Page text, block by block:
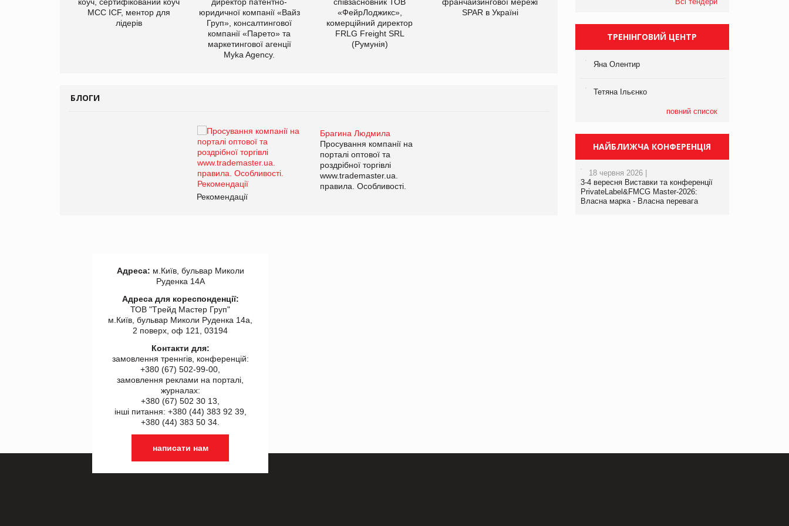
МСС ICF, ментор для
лідерів
юридичної компанії «Вайз
Груп», консалтингової
компанії «Парето» та
маркетингової агенції
Myka Agency.
«ФейрЛоджикс»,
комерційний директор
FRLG Freight SRL
(Румунія)
SPAR в Україні
виробництва
БЛОГИ
Брагина Людмила
Просування компанії на
порталі оптової та
роздрібної торгівлі
www.trademaster.ua.
правила. Особливості.
Рекомендації
Брагина Людмила
Просування компанії на
www.trademaster.ua.
правила. Особливості.
ТРЕНІНГОВИЙ ЦЕНТР
Яна Олентир
Тетяна Ільєнко
повний список
НАЙБЛИЖЧА КОНФЕРЕНЦІЯ
18 червня 2026 |
3-4 вересня Виставки та конференції
PrivateLabel&FMCG Master-2026:
Власна марка - Власна перевага
Адреса: м.Київ, бульвар Миколи
Руденка 14А
Адреса для кореспонденції:
ТОВ "Tрейд Мастер Груп"
м.Київ, бульвар Миколи Руденка 14а,
2 поверх, оф 121, 03194
Контакти для:
замовлення треннгів, конференцій:
+380 (67) 502-99-00,
замовлення реклами на порталі,
журналах:
+380 (67) 502 30 13,
інші питання: +380 (44) 383 92 39,
+380 (44) 383 50 34.
написати нам